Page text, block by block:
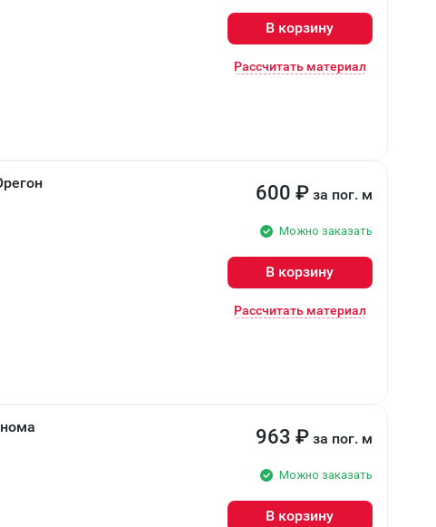
В корзину
Рассчитать материал
600 ₽ за пог. м
Можно заказать
В корзину
Рассчитать материал
963 ₽ за пог. м
Можно заказать
В корзину